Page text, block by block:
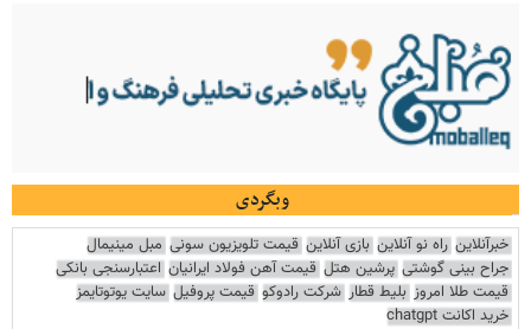
وبگردی
خبرآنلاین راه نو آنلاین بازی آنلاین قیمت تلویزیون سونی مبل مینیمال
جراح بینی گوشتی پرشین هتل قیمت آهن فولاد ایرانیان اعتبارسنجی بانکی
قیمت طلا امروز بلیط قطار شرکت رادوکو قیمت پروفیل سایت یوتوتایمز
خرید اکانت chatgpt